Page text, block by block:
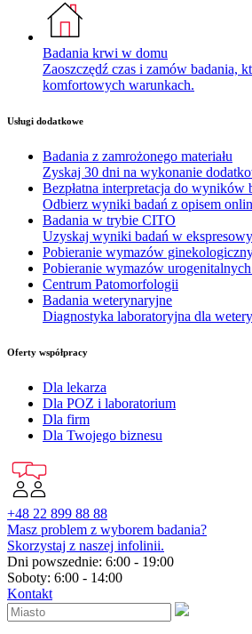
Badania krwi w domu
Zaoszczędź czas i zamów badania,
komfortowych warunkach.
Usługi dodatkowe
Badania z zamrożonego materiału
Zyskaj 30 dni na wykonanie
Bezpłatna interpretacja do wyników
Odbierz wyniki badań z opisem
Badania w trybie CITO
Uzyskaj wyniki badań w
Pobieranie wymazów
Pobieranie wymazów
Centrum Patomorfologii
Badania weterynaryjne
Diagnostyka laboratoryjna dla
Oferty współpracy
Dla lekarza
Dla POZ i laboratorium
Dla firm
Dla Twojego biznesu
+48 22 899 88 88
Masz problem z wyborem badania?
Skorzystaj z naszej infolinii.
Dni powszednie: 6:00 - 19:00
Soboty: 6:00 - 14:00
Kontakt